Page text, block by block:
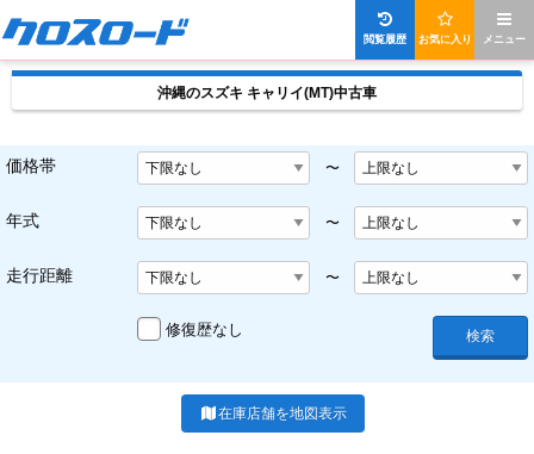
メニュー
お気に入り
閲覧履歴
沖縄のスズキ キャリイ(MT)中古車
価格帯 〜
年式 〜
走行距離 〜
修復歴なし 検索
在庫店舗を地図表示